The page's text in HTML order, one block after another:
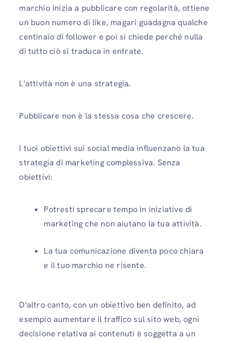
marchio inizia a pubblicare con regolarità, ottiene
un buon numero di like, magari guadagna qualche
centinaio di follower e poi si chiede perché nulla
di tutto ciò si traduca in entrate.
L'attività non è una strategia.
Pubblicare non è la stessa cosa che crescere.
I tuoi obiettivi sui social media influenzano la tua
strategia di marketing complessiva. Senza
obiettivi:
Potresti sprecare tempo in iniziative di
marketing che non aiutano la tua attività.
La tua comunicazione diventa poco chiara
e il tuo marchio ne risente.
D'altro canto, con un obiettivo ben definito, ad
esempio aumentare il traffico sul sito web, ogni
decisione relativa ai contenuti è soggetta a un